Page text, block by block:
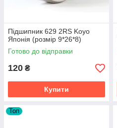
Підшипник 629 2RS Koyo
Японія (розмір 9*26*8)
Готово до відправки
120 ₴
Купити
Топ